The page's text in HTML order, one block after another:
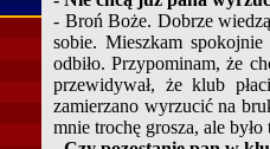
- Broń Boże. Dobrze
sobie. Mieszkam
odbiło. Przypominam, że
przewidywał, że klub
zamierzano wyrzucić na
mnie trochę grosza, ale